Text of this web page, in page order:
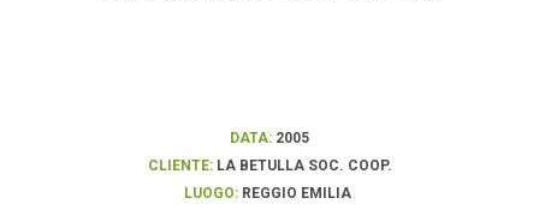
DATA: 2005
CLIENTE:LA BETULLA SOC. COOP.
LUOGO: REGGIO EMILIA